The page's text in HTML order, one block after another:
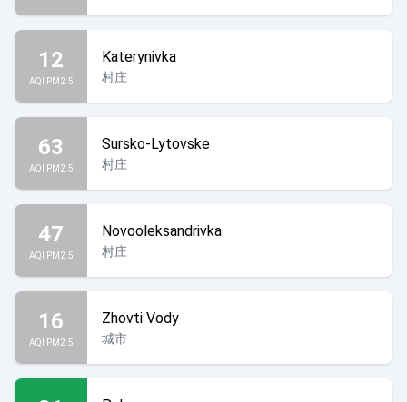
12
AQI PM2.5
Katerynivka
村庄
63
AQI PM2.5
Sursko-Lytovske
村庄
47
AQI PM2.5
Novooleksandrivka
村庄
16
AQI PM2.5
Zhovti Vody
城市